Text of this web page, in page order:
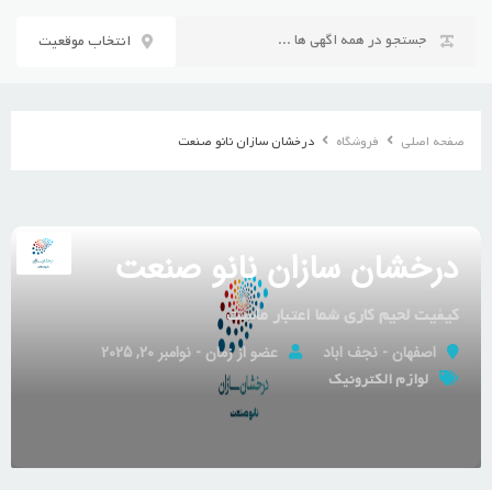
انتخاب موقعیت
صفحه اصلی فروشگاه درخشان سازان نانو صنعت
درخشان سازان نانو صنعت
کیفیت لحیم کاری شما اعتبار ماست
اصفهان - نجف اباد عضو از زمان - نوامبر 20, 2025
لوازم الکترونیک